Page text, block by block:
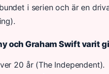
i serien och är en
och Graham Swift varit
20 år (The Independent).